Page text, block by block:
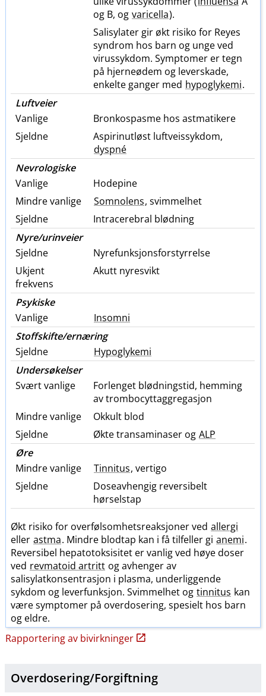
og B, og varicella).
Salisylater gir økt risiko for Reyes
syndrom hos barn og unge ved
virussykdom. Symptomer er tegn
på hjerneødem og leverskade,
enkelte ganger med hypoglykemi.
Luftveier
Vanlige
Bronkospasme hos astmatikere
Sjeldne
Aspirinutløst luftveissykdom,
dyspné
Nevrologiske
Vanlige
Hodepine
Mindre vanlige
Somnolens, svimmelhet
Sjeldne
Intracerebral blødning
Nyre​/​urinveier
Sjeldne
Nyrefunksjonsforstyrrelse
Ukjent
frekvens
Akutt nyresvikt
Psykiske
Vanlige
Insomni
Stoffskifte​/​ernæring
Sjeldne
Hypoglykemi
Undersøkelser
Svært vanlige
Forlenget blødningstid, hemming
av trombocyttaggregasjon
Mindre vanlige
Okkult blod
Sjeldne
Økte transaminaser og ALP
Øre
Mindre vanlige
Tinnitus, vertigo
Sjeldne
Doseavhengig reversibelt
hørselstap
Økt risiko for overfølsomhetsreaksjoner ved allergi
eller astma. Mindre blodtap kan i få tilfeller gi anemi.
Reversibel hepatotoksisitet er vanlig ved høye doser
ved revmatoid artritt og avhenger av
salisylatkonsentrasjon i plasma, underliggende
sykdom og leverfunksjon. Svimmelhet og tinnitus kan
være symptomer på overdosering, spesielt hos barn
og eldre.
Rapportering av bivirkninger
Overdosering​/​Forgiftning